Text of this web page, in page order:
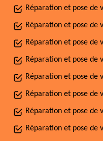
Réparation et pose de
Réparation et pose de
Réparation et pose de
Réparation et pose de
Réparation et pose de
Réparation et pose de
Réparation et pose de
Réparation et pose de